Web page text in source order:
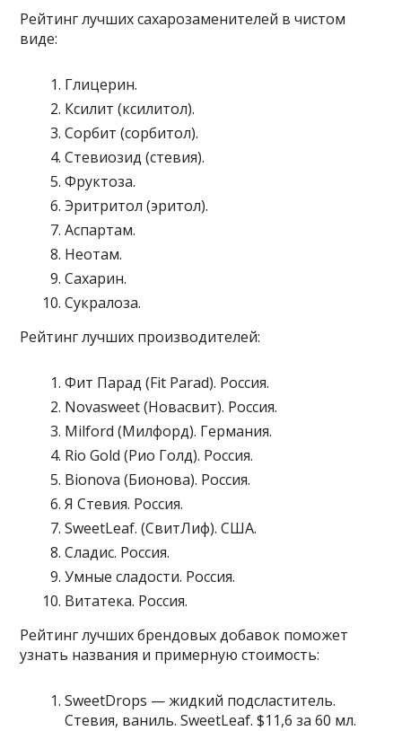
Рейтинг лучших сахарозаменителей в чистом
виде:
Глицерин.
Ксилит (ксилитол).
Сорбит (сорбитол).
Стевиозид (стевия).
Фруктоза.
Эритритол (эритол).
Аспартам.
Неотам.
Сахарин.
Сукралоза.
Рейтинг лучших производителей:
Фит Парад (Fit Parad). Россия.
Novasweet (Новасвит). Россия.
Milford (Милфорд). Германия.
Rio Gold (Рио Голд). Россия.
Bionova (Бионова). Россия.
Я Стевия. Россия.
SweetLeaf. (СвитЛиф). США.
Сладис. Россия.
Умные сладости. Россия.
Витатека. Россия.
Рейтинг лучших брендовых добавок поможет
узнать названия и примерную стоимость:
SweetDrops — жидкий подсластитель.
Стевия, ваниль. SweetLeaf. $11,6 за 60 мл.